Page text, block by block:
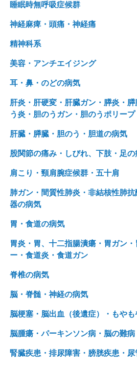
睡眠時無呼吸症候群
神経麻痺・頭痛・神経痛
精神科系
美容・アンチエイジング
耳・鼻・のどの病気
肝炎・肝硬変・肝臓ガン・膵炎・
う炎・胆のうガン・胆のうポリープ
肝臓・膵臓・胆のう・胆道の病気
股関節の痛み・しびれ、下肢・足の
肩こり・頸肩腕症候群・五十肩
肺ガン・間質性肺炎・非結核性肺
器の病気
胃・食道の病気
胃炎・胃、十二指腸潰瘍・胃ガン
ー・食道炎・食道ガン
脊椎の病気
脳・脊髄・神経の病気
脳梗塞・脳出血（後遺症）・もやも
脳腫瘍・パーキンソン病・脳の難
腎臓疾患・排尿障害・膀胱疾患・尿